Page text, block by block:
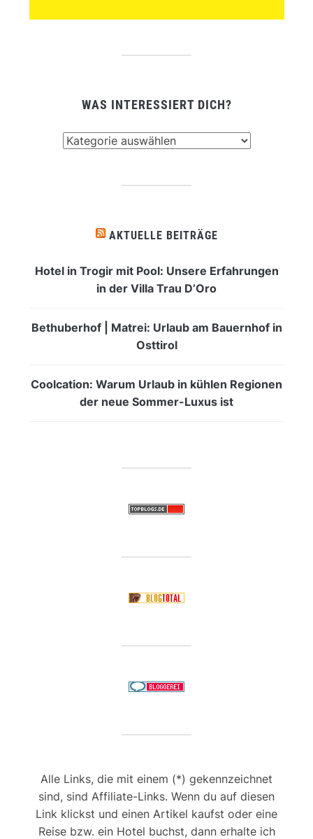
WAS INTERESSIERT DICH?
AKTUELLE BEITRÄGE
Hotel in Trogir mit Pool: Unsere Erfahrungen
in der Villa Trau D’Oro
Bethuberhof | Matrei: Urlaub am Bauernhof in
Osttirol
Coolcation: Warum Urlaub in kühlen Regionen
der neue Sommer-Luxus ist
Alle Links, die mit einem (*) gekennzeichnet
sind, sind Affiliate-Links. Wenn du auf diesen
Link klickst und einen Artikel kaufst oder eine
Reise bzw. ein Hotel buchst, dann erhalte ich